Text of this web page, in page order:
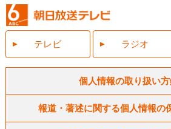
テレビ ラジオ
個人情報の取り扱い
報道・著述に関する個人情報の